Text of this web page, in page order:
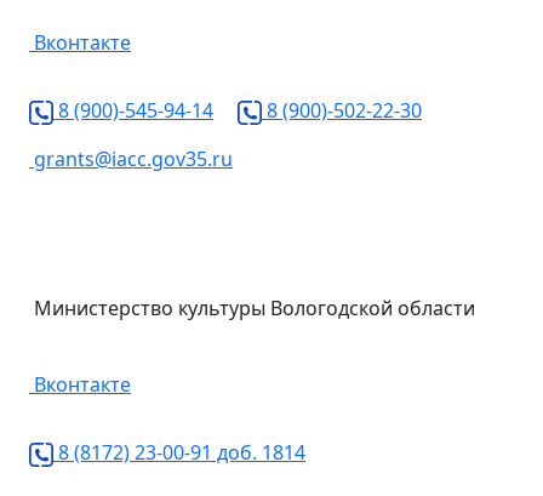
Вконтакте
8 (900)-545-94-14
8 (900)-502-22-30
grants@iacc.gov35.ru
Министерство культуры Вологодской области
Вконтакте
8 (8172) 23-00-91 доб. 1814